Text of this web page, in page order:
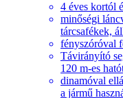
4 éves kortól
minőségi
tárcsafékek,
fényszóróval
Távirányító
120 m-es
dinamóval
a jármű